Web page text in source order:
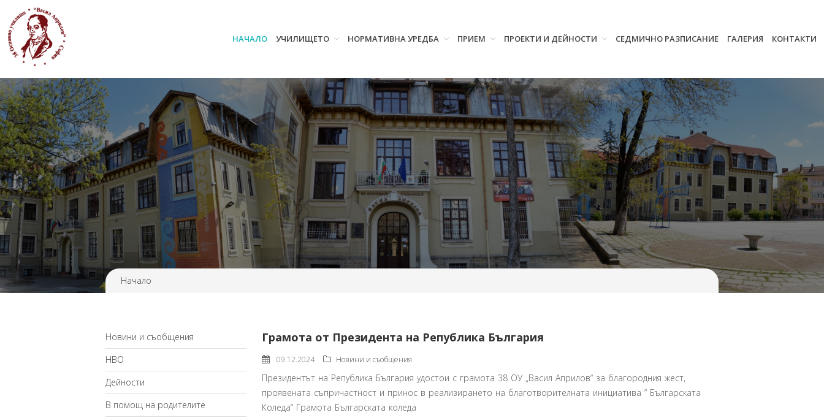
Училището
Нормативна уредба
Прием
Проекти и дейности
Седмично разписание
Галерия
Контакти
НАЧАЛО УЧИЛИЩЕТО НОРМАТИВНА УРЕДБА ПРИЕМ ПРОЕКТИ И ДЕЙНОСТИ СЕДМИЧНО РАЗПИСАНИЕ ГАЛЕРИЯ КОНТАКТИ
Начало
Новини и съобщения
НВО
Дейности
В помощ на родителите
Грамота от Президента на Република България
09.12.2024 Новини и съобщения
Президентът на Република България удостои с грамота 38 ОУ „Васил Априлов“ за благородния жест,
проявената съпричастност и принос в реализирането на благотворителната инициатива “ Българската
Коледа“ Грамота Българската коледа